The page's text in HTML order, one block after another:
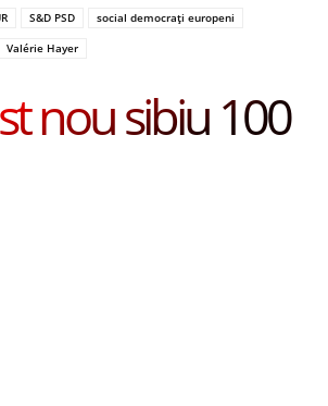
S&D PSD
social democrați europeni
Valérie Hayer
nou sibiu 100